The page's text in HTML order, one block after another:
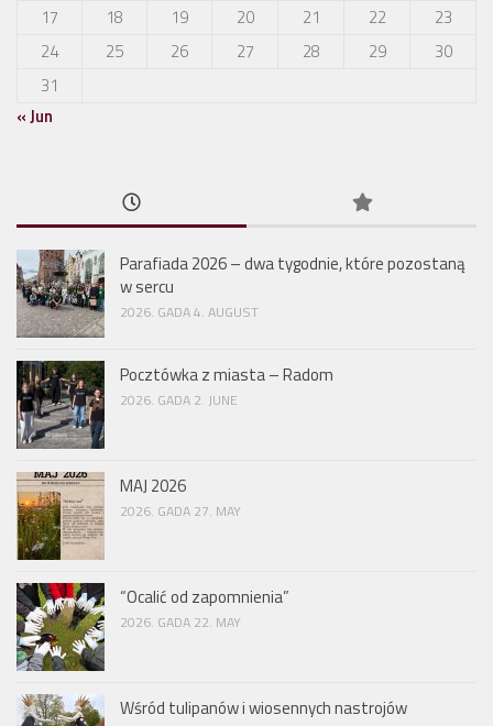
17
18 19 20 21 22
23
24
25 26 27 28 29
30
31
« Jun
Parafiada 2026 – dwa tygodnie, które pozostaną
w sercu
2026. GADA 4. AUGUST
Pocztówka z miasta – Radom
2026. GADA 2. JUNE
MAJ 2026
2026. GADA 27. MAY
“Ocalić od zapomnienia”
2026. GADA 22. MAY
Wśród tulipanów i wiosennych nastrojów